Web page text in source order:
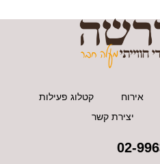
אירוח
קטלוג פעילות
יצירת קשר
02-